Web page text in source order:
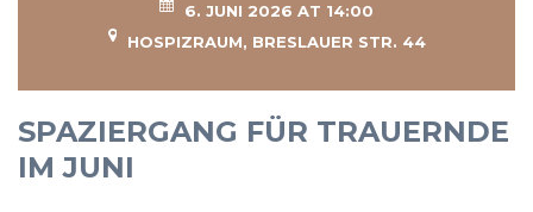
6. JUNI 2026 AT 14:00
HOSPIZRAUM, BRESLAUER STR. 44
SPAZIERGANG FÜR TRAUERNDE
IM JUNI